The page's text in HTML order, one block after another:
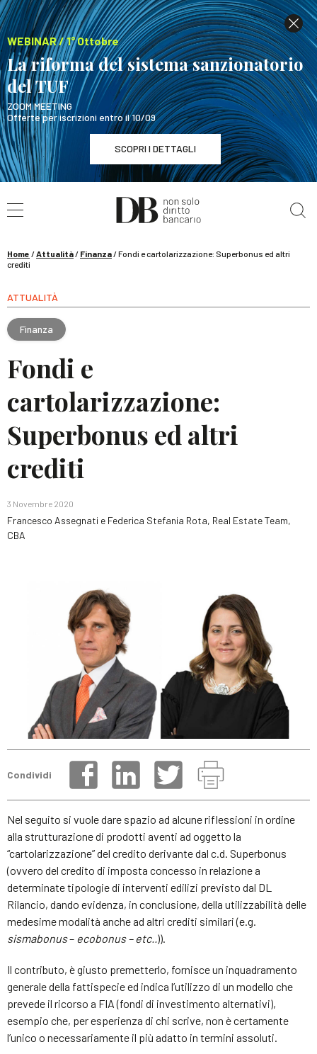
WEBINAR / 1° Ottobre
La riforma del sistema sanzionatorio
del TUF
ZOOM MEETING
Offerte per iscrizioni entro il 10/09
SCOPRI I DETTAGLI
WEBINAR / 1° Ottobre
La riforma del sistema sanzionatorio del TUF
Home /Attualità/ Finanza/Fondi e cartolarizzazione: Superbonus ed altri
crediti
ATTUALITÀ
Finanza
Fondi e
cartolarizzazione:
Superbonus ed altri
crediti
3 Novembre 2020
Francesco Assegnati e Federica Stefania Rota, Real Estate Team,
CBA
Condividi
Nel seguito si vuole dare spazio ad alcune riflessioni in ordine
alla strutturazione di prodotti aventi ad oggetto la
“cartolarizzazione” del credito derivante dal c.d. Superbonus
(ovvero del credito di imposta concesso in relazione a
determinate tipologie di interventi edilizi previsto dal DL
Rilancio, dando evidenza, in conclusione, della utilizzabilità delle
medesime modalità anche ad altri crediti similari (e.g.
sismabonus– ecobonus – etc..)).
Il contributo, è giusto premetterlo, fornisce un inquadramento
generale della fattispecie ed indica l’utilizzo di un modello che
prevede il ricorso a FIA (fondi di investimento alternativi),
esempio che, per esperienza di chi scrive, non è certamente
l’unico o necessariamente il più adatto in termini assoluti.